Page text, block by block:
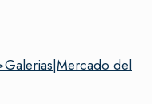
del